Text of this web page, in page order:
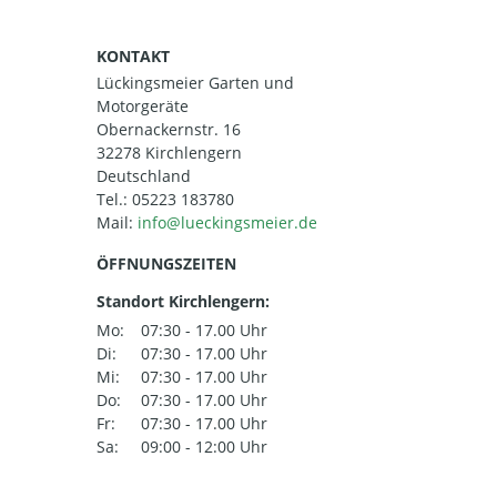
KONTAKT
Lückingsmeier Garten und
Motorgeräte
Obernackernstr. 16
32278 Kirchlengern
Deutschland
Tel.: 05223 183780
Mail:
ÖFFNUNGSZEITEN
Standort Kirchlengern:
Mo:
07:30 - 17.00 Uhr
Di:
07:30 - 17.00 Uhr
Mi:
07:30 - 17.00 Uhr
Do:
07:30 - 17.00 Uhr
Fr:
07:30 - 17.00 Uhr
Sa:
09:00 - 12:00 Uhr